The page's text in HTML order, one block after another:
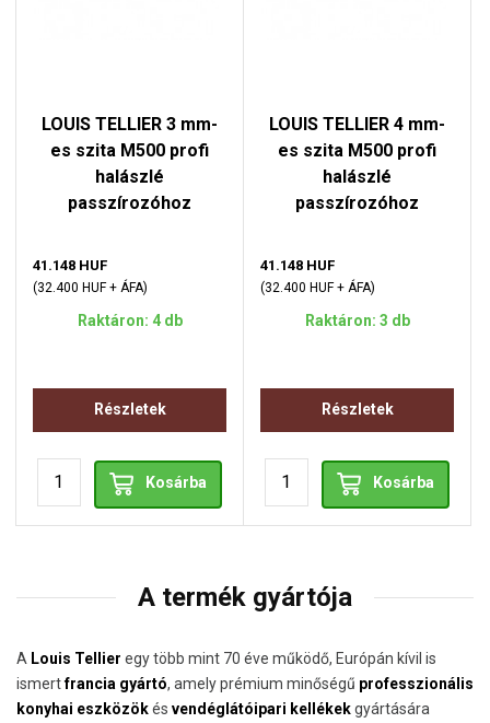
LOUIS TELLIER 3 mm-
es szita M500 profi
halászlé
passzírozóhoz
41.148 HUF
(32.400 HUF + ÁFA)
Raktáron: 4 db
Részletek
Kosárba
LOUIS TELLIER 4 mm-
es szita M500 profi
halászlé
passzírozóhoz
41.148 HUF
(32.400 HUF + ÁFA)
Raktáron: 3 db
Részletek
Kosárba
A termék gyártója
A Louis Tellier egy több mint 70 éve működő, Európán kívil is
ismertfrancia gyártó, amely prémium minőségű professzionális
konyhai eszközökés vendéglátóipari kellékekgyártására